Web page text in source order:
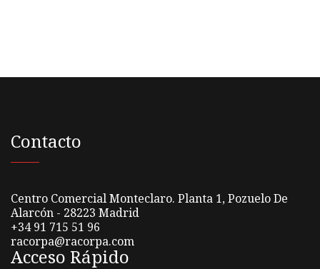
Contacto
Centro Comercial Monteclaro. Planta 1, Pozuelo De
Alarcón - 28223 Madrid
+34 91 715 51 96
racorpa@racorpa.com
Acceso Rápido